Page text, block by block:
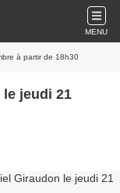
MENU
à partir de 18h30
jeudi 21